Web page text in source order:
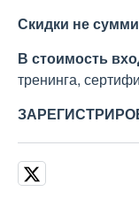
Скидки не
В стоимость
тренинга,